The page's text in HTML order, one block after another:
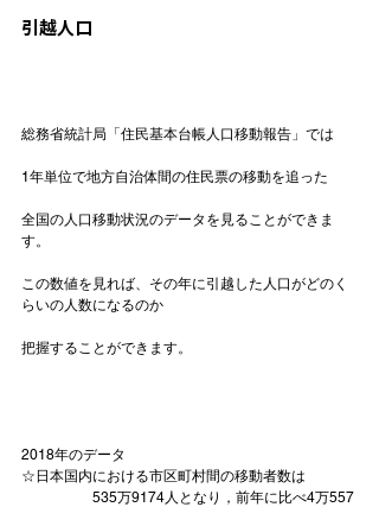
引越人口
総務省統計局「住民基本台帳人口移動報告」では
1年単位で地方自治体間の住民票の移動を追った
全国の人口移動状況のデータを見ることができま
す。
この数値を見れば、その年に引越した人口がどのく
らいの人数になるのか
把握することができます。
2018年のデータ
☆日本国内における市区町村間の移動者数は
535万9174人となり，前年に比べ4万557